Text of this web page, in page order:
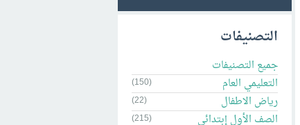
التصنيفات
جميع التصنيفات
التعليمي العام
(150)
رياض الاطفال (22)
الصف الأول إبتدائي (215)